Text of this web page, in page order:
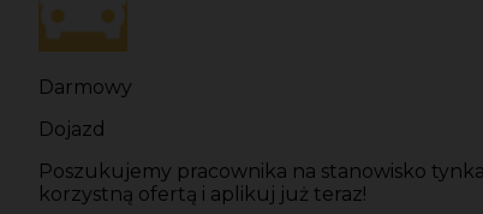
Darmowy
Dojazd
Poszukujemy pracownika na stanowisko
korzystną ofertą i aplikuj już teraz!